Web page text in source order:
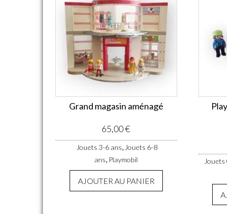
Grand magasin aménagé
65,00€
Jouets 3-6 ans, Jouets 6-8
ans, Playmobil
AJOUTER AU PANIER
Jouets